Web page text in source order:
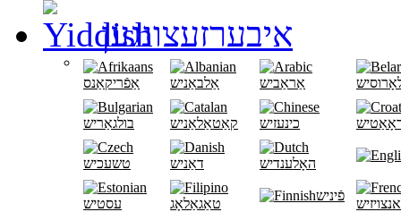
איבערזעצונגען
אַפֿריקאַנס אַלבאַניש אַראַביש
בולגאַריש קאַטאַלאַניש כינעזיש
טשעכיש דאַניש האָלענדיש
עסטיש טאַגאַלאָג
פֿיניש